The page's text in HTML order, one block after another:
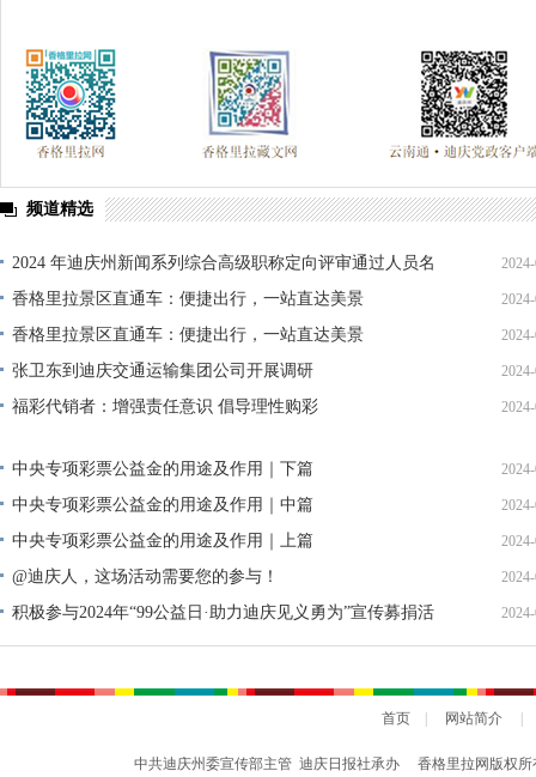
频道精选
2024 年迪庆州新闻系列综合高级职称定向评审通过人员名
单公示
香格里拉景区直通车：便捷出行，一站直达美景
香格里拉景区直通车：便捷出行，一站直达美景
张卫东到迪庆交通运输集团公司开展调研
福彩代销者：增强责任意识 倡导理性购彩
中央专项彩票公益金的用途及作用｜下篇
中央专项彩票公益金的用途及作用｜中篇
中央专项彩票公益金的用途及作用｜上篇
@迪庆人，这场活动需要您的参与！
积极参与2024年“99公益日·助力迪庆见义勇为”宣传募捐活
动倡议书